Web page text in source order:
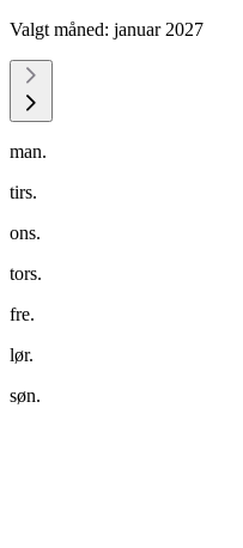
Valgt måned: januar 2027
man.
tirs.
ons.
tors.
fre.
lør.
søn.